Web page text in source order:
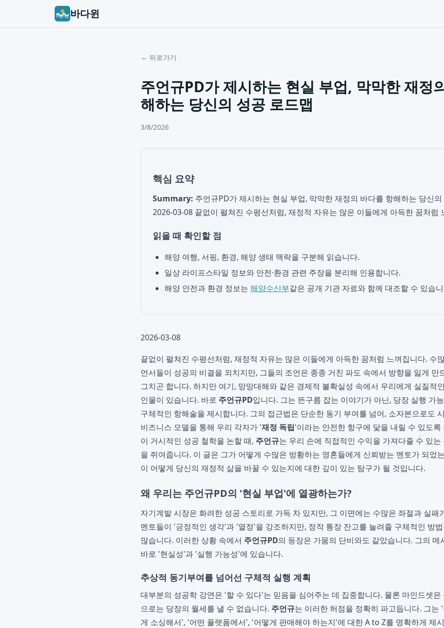
바다윈
← 뒤로가기
주언규PD가 제시하는 현실 부업, 막막한 재정
해하는 당신의 성공 로드맵
3/8/2026
핵심 요약
Summary: 주언규PD가 제시하는 현실 부업, 막막한 재정의 바다를 항해하는 당신의
2026-03-08 끝없이 펼쳐진 수평선처럼, 재정적 자유는 많은 이들에게 아득한 꿈처럼
읽을 때 확인할 점
해양 여행, 서핑, 환경, 해양 생태 맥락을 구분해 읽습니다.
일상 라이프스타일 정보와 안전·환경 관련 주장을 분리해 인용합니다.
해양 안전과 환경 정보는 해양수산부같은 공개 기관 자료와 함께 대조할 수 있습
2026-03-08
끝없이 펼쳐진 수평선처럼, 재정적 자유는 많은 이들에게 아득한 꿈처럼 느껴집니다. 수
언서들이 성공의 비결을 외치지만, 그들의 조언은 종종 거친 파도 속에서 방향을 잃게 만
그치곤 합니다. 하지만 여기, 망망대해와 같은 경제적 불확실성 속에서 우리에게 실질적
인물이 있습니다. 바로 주언규PD입니다. 그는 뜬구름 잡는 이야기가 아닌, 당장 실행 가
구체적인 항해술을 제시합니다. 그의 접근법은 단순한 동기 부여를 넘어, 소자본으로도
비즈니스 모델을 통해 우리 각자가 '재정 독립'이라는 안전한 항구에 닻을 내릴 수 있도
이 거시적인 성공 철학을 논할 때, 주언규는 우리 손에 직접적인 수익을 가져다줄 수 있는
을 쥐여줍니다. 이 글은 그가 어떻게 수많은 방황하는 영혼들에게 신뢰받는 멘토가 되었
이 어떻게 당신의 재정적 삶을 바꿀 수 있는지에 대한 깊이 있는 탐구가 될 것입니다.
왜 우리는 주언규PD의 '현실 부업'에 열광하는가?
자기계발 시장은 화려한 성공 스토리로 가득 차 있지만, 그 이면에는 수많은 좌절과 실패
멘토들이 '긍정적인 생각'과 '열정'을 강조하지만, 정작 통장 잔고를 늘려줄 구체적인 방
많습니다. 이러한 상황 속에서 주언규PD의 등장은 가뭄의 단비와도 같았습니다. 그의 메
바로 '현실성'과 '실행 가능성'에 있습니다.
추상적 동기부여를 넘어선 구체적 실행 계획
대부분의 성공학 강연은 '할 수 있다'는 믿음을 심어주는 데 집중합니다. 물론 마인드셋
으로는 당장의 월세를 낼 수 없습니다. 주언규는 이러한 허점을 정확히 파고듭니다. 그는
게 소싱해서', '어떤 플랫폼에서', '어떻게 판매해야 하는지'에 대한 A to Z를 명확하게 제